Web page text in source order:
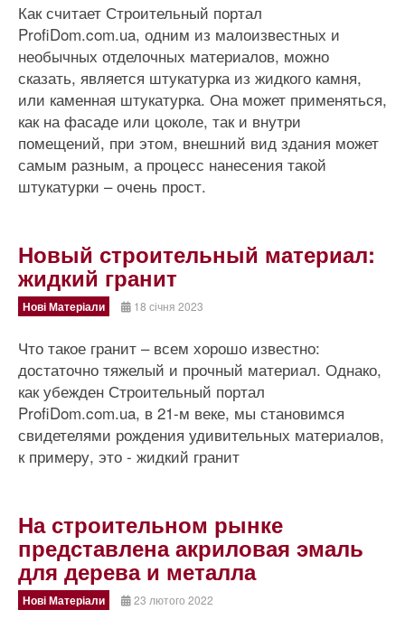
Как считает Строительный портал
ProfiDom.com.ua, одним из малоизвестных и
необычных отделочных материалов, можно
сказать, является штукатурка из жидкого камня,
или каменная штукатурка. Она может применяться,
как на фасаде или цоколе, так и внутри
помещений, при этом, внешний вид здания может
самым разным, а процесс нанесения такой
штукатурки – очень прост.
Новый строительный материал:
жидкий гранит
Нові Матеріали 18 січня 2023
Что такое гранит – всем хорошо известно:
достаточно тяжелый и прочный материал. Однако,
как убежден Строительный портал
ProfiDom.com.ua, в 21-м веке, мы становимся
свидетелями рождения удивительных материалов,
к примеру, это - жидкий гранит
На строительном рынке
представлена акриловая эмаль
для дерева и металла
Нові Матеріали 23 лютого 2022